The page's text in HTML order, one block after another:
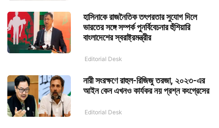
হাসিনাকে রাজনৈতিক তৎপরতার সুযোগ দিলে
ভারতের সঙ্গে সম্পর্ক পুনর্বিবেচনার হুঁশিয়ারি
বাংলাদেশের স্বরাষ্ট্রমন্ত্রীর
Editorial Desk
নারী সংরক্ষণে রাহুল-রিজিজু তরজা, ২০২৩-এর
আইন কেন এখনও কার্যকর নয় প্রশ্ন কংগ্রেসের
Editorial Desk